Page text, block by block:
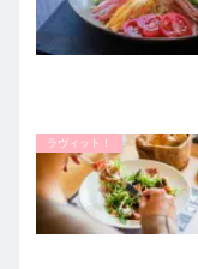
ラヴィット！